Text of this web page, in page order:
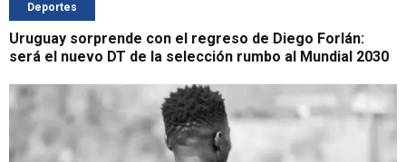
Deportes
Uruguay sorprende con el regreso de Diego Forlán:
será el nuevo DT de la selección rumbo al Mundial 2030